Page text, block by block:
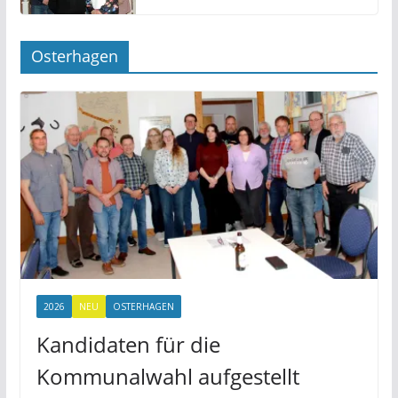
Osterhagen
2026 NEU OSTERHAGEN
Kandidaten für die
Kommunalwahl aufgestellt